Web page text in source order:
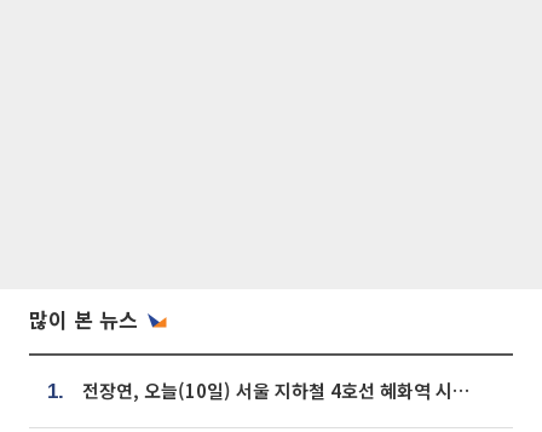
많이 본 뉴스
1. 전장연, 오늘(10일) 서울 지하철 4호선 혜화역 시위…1호선 용산역 무정차